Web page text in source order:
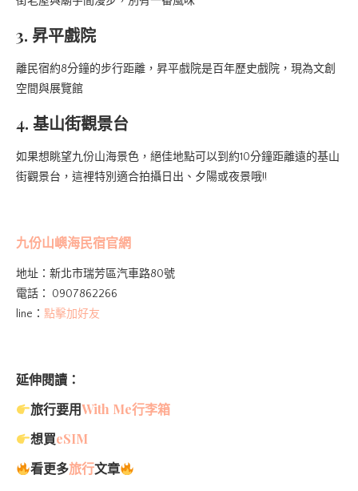
3. 昇平戲院
離民宿約8分鐘的步行距離，昇平戲院是百年歷史戲院，現為文創
空間與展覽館
4. 基山街觀景台
如果想眺望九份山海景色，絕佳地點可以到約10分鐘距離遠的基山
街觀景台，這裡特別適合拍攝日出、夕陽或夜景哦!!
九份山嶼海民宿官網
地址：新北市瑞芳區汽車路80號
電話： 0907862266
line： 點擊加好友
延伸閱讀：
旅行要用With Me行李箱
想買eSIM
看更多旅行文章